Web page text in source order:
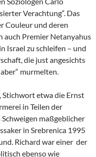
Verachtung“. Das
Couleur und deren
auch Premier Netanyahus
Israel zu schleifen – und
die just angesichts
murmelten.
etwa die Ernst
in Teilen der
maßgeblicher
in Srebrenica 1995
Richard war einer der
ebenso wie